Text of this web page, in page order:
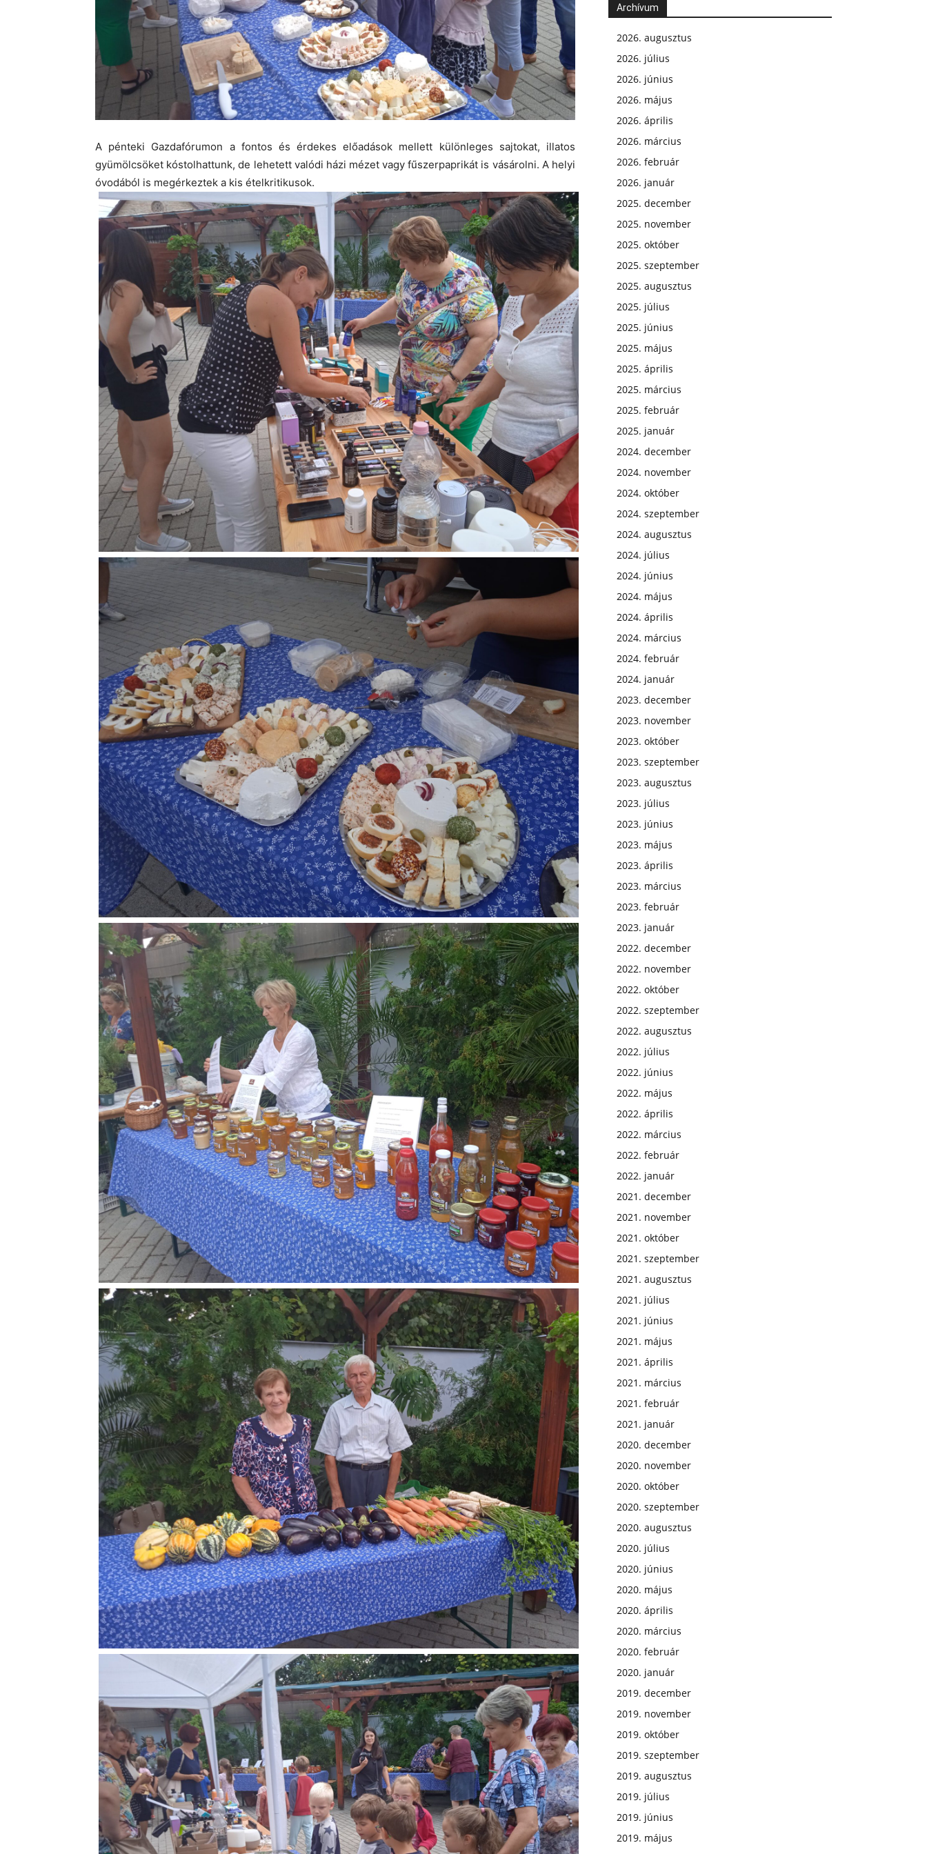
A pénteki Gazdafórumon a fontos és érdekes előadások mellett különleges sajtokat, illatos
gyümölcsöket kóstolhattunk, de lehetett valódi házi mézet vagy fűszerpaprikát is vásárolni. A helyi
óvodából is megérkeztek a kis ételkritikusok.
Archívum
2026. augusztus
2026. július
2026. június
2026. május
2026. április
2026. március
2026. február
2026. január
2025. december
2025. november
2025. október
2025. szeptember
2025. augusztus
2025. július
2025. június
2025. május
2025. április
2025. március
2025. február
2025. január
2024. december
2024. november
2024. október
2024. szeptember
2024. augusztus
2024. július
2024. június
2024. május
2024. április
2024. március
2024. február
2024. január
2023. december
2023. november
2023. október
2023. szeptember
2023. augusztus
2023. július
2023. június
2023. május
2023. április
2023. március
2023. február
2023. január
2022. december
2022. november
2022. október
2022. szeptember
2022. augusztus
2022. július
2022. június
2022. május
2022. április
2022. március
2022. február
2022. január
2021. december
2021. november
2021. október
2021. szeptember
2021. augusztus
2021. július
2021. június
2021. május
2021. április
2021. március
2021. február
2021. január
2020. december
2020. november
2020. október
2020. szeptember
2020. augusztus
2020. július
2020. június
2020. május
2020. április
2020. március
2020. február
2020. január
2019. december
2019. november
2019. október
2019. szeptember
2019. augusztus
2019. július
2019. június
2019. május